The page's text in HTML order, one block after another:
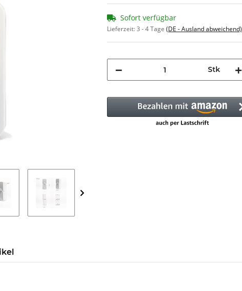
Sofort verfügbar
Lieferzeit:3 - 4 Tage (DE - Ausland abweichend)
Stk